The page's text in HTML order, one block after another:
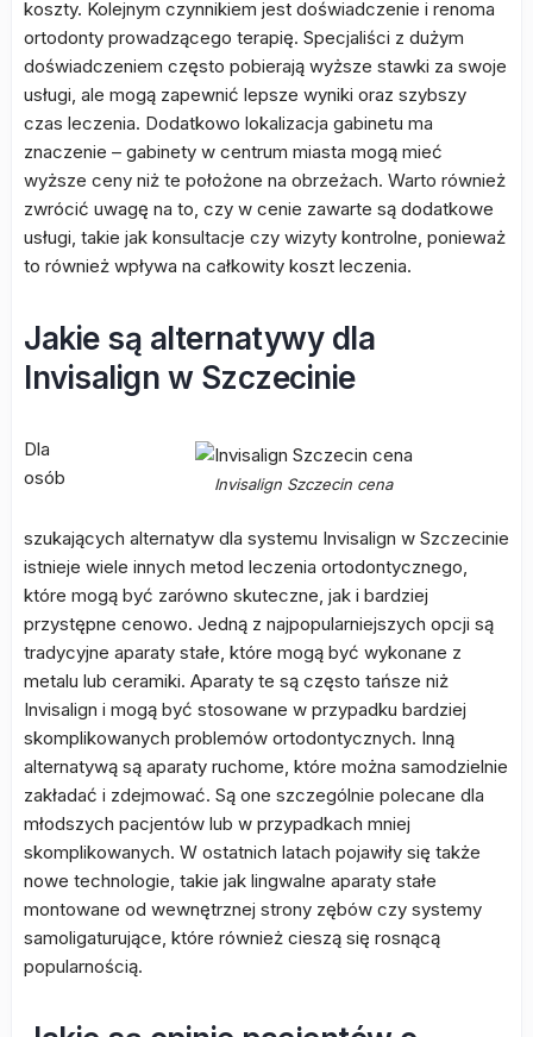
koszty. Kolejnym czynnikiem jest doświadczenie i renoma
ortodonty prowadzącego terapię. Specjaliści z dużym
doświadczeniem często pobierają wyższe stawki za swoje
usługi, ale mogą zapewnić lepsze wyniki oraz szybszy
czas leczenia. Dodatkowo lokalizacja gabinetu ma
znaczenie – gabinety w centrum miasta mogą mieć
wyższe ceny niż te położone na obrzeżach. Warto również
zwrócić uwagę na to, czy w cenie zawarte są dodatkowe
usługi, takie jak konsultacje czy wizyty kontrolne, ponieważ
to również wpływa na całkowity koszt leczenia.
Jakie są alternatywy dla
Invisalign w Szczecinie
Invisalign Szczecin cena
Dla
osób
szukających alternatyw dla systemu Invisalign w Szczecinie
istnieje wiele innych metod leczenia ortodontycznego,
które mogą być zarówno skuteczne, jak i bardziej
przystępne cenowo. Jedną z najpopularniejszych opcji są
tradycyjne aparaty stałe, które mogą być wykonane z
metalu lub ceramiki. Aparaty te są często tańsze niż
Invisalign i mogą być stosowane w przypadku bardziej
skomplikowanych problemów ortodontycznych. Inną
alternatywą są aparaty ruchome, które można samodzielnie
zakładać i zdejmować. Są one szczególnie polecane dla
młodszych pacjentów lub w przypadkach mniej
skomplikowanych. W ostatnich latach pojawiły się także
nowe technologie, takie jak lingwalne aparaty stałe
montowane od wewnętrznej strony zębów czy systemy
samoligaturujące, które również cieszą się rosnącą
popularnością.